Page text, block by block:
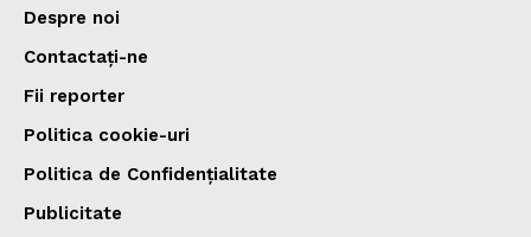
Despre noi
Contactați-ne
Fii reporter
Politica cookie-uri
Politica de Confidențialitate
Publicitate